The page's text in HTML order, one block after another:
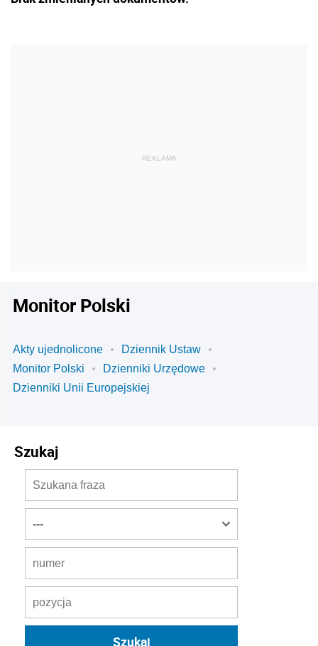
Monitor Polski
Akty ujednolicone
Dziennik Ustaw
Monitor Polski
Dzienniki Urzędowe
Dzienniki Unii Europejskiej
Szukaj